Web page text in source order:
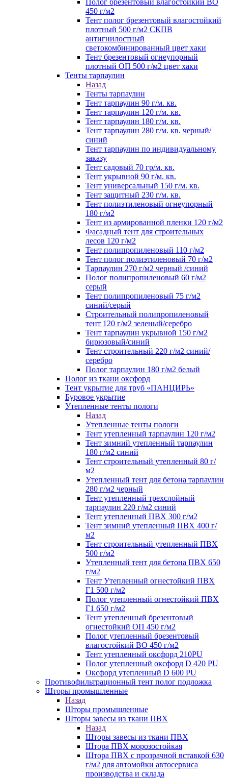
Полог брезентовый влагостойкий ВО
450 г/м2
Тент полог брезентовый влагостойкий
плотный 500 г/м2 СКПВ
антигнилостный
светокомбинированный цвет хаки
Тент брезентовый огнеупорный
плотный ОП 500 г/м2 цвет хаки
Тенты тарпаулин
Назад
Тенты тарпаулин
Тент тарпаулин 90 г/м. кв.
Тент тарпаулин 120 г/м. кв.
Тент тарпаулин 180 г/м. кв.
Тент тарпаулин 280 г/м. кв. черный/
синий
Тент тарпаулин по индивидуальному
заказу
Тент садовый 70 гр/м. кв.
Тент укрывной 90 г/м. кв.
Тент универсальный 150 г/м. кв.
Тент защитный 230 г/м. кв.
Тент полиэтиленовый огнеупорный
180 г/м2
Тент из армированной пленки 120 г/м2
Фасадный тент для строительных
лесов 120 г/м2
Тент полипропиленовый 110 г/м2
Тент полог полиэтиленовый 70 г/м2
Тарпаулин 270 г/м2 черный /синий
Полог полипропиленовый 60 г/м2
серый
Тент полипропиленовый 75 г/м2
синий/серый
Строительный полипропиленовый
тент 120 г/м2 зеленый/серебро
Тент тарпаулин укрывной 150 г/м2
бирюзовый/синий
Тент строительный 220 г/м2 синий/
серебро
Полог тарпаулин 180 г/м2 белый
Полог из ткани оксфорд
Тент укрытие для труб «ПАНЦИРЬ»
Буровое укрытие
Утепленные тенты пологи
Назад
Утепленные тенты пологи
Тент утепленный тарпаулин 120 г/м2
Тент зимний утепленный тарпаулин
180 г/м2 синий
Тент строительный утепленный 80 г/
м2
Утепленный тент для бетона тарпаулин
280 г/м2 черный
Тент утепленный трехслойный
тарпаулин 220 г/м2 синий
Тент утепленный ПВХ 300 г/м2
Тент зимний утепленный ПВХ 400 г/
м2
Тент строительный утепленный ПВХ
500 г/м2
Утепленный тент для бетона ПВХ 650
г/м2
Тент Утепленный огнестойкий ПВХ
Г1 500 г/м2
Полог утепленный огнестойкий ПВХ
Г1 650 г/м2
Тент утепленный брезентовый
огнестойкий ОП 450 г/м2
Полог утепленный брезентовый
влагостойкий ВО 450 г/м2
Тент утепленный оксфорд 210PU
Полог утепленный оксфорд D 420 PU
Оксфорд утепленный D 600 PU
Противофильтрационный тент полог подложка
Шторы промышленные
Назад
Шторы промышленные
Шторы завесы из ткани ПВХ
Назад
Шторы завесы из ткани ПВХ
Штора ПВХ морозостойкая
Штора ПВХ с прозрачной вставкой 630
г/м2 для автомойки автосервиса
производства и склада